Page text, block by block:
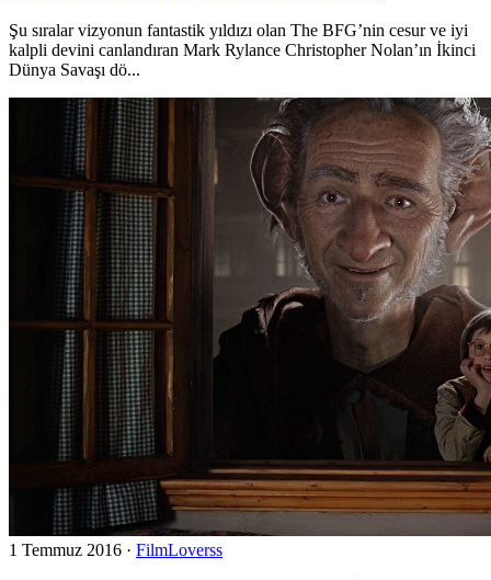
Şu sıralar vizyonun fantastik yıldızı olan The BFG’nin cesur ve iyi
kalpli devini canlandıran Mark Rylance Christopher Nolan’ın İkinci
Dünya Savaşı dö...
1 Temmuz 2016 · FilmLoverss